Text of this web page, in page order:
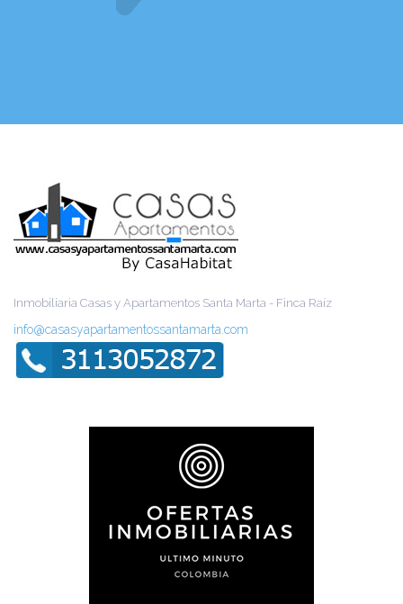
Inmobiliaria Casas y Apartamentos Santa Marta - Finca Raíz
info@casasyapartamentossantamarta.com